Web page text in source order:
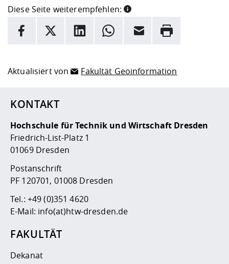
Diese Seite weiterempfehlen:
INFORMATION
Facebook
X LinkedInWhatsappE-Mail Drucken
Aktualisiert von Fakultät Geoinformation
KONTAKT
Hochschule für Technik und Wirtschaft Dresden
Friedrich-List-Platz 1
01069 Dresden
Postanschrift
PF 120701, 01008 Dresden
Tel.: +49 (0)351 4620
E-Mail: info(at)htw-dresden.de
FAKULTÄT
Dekanat